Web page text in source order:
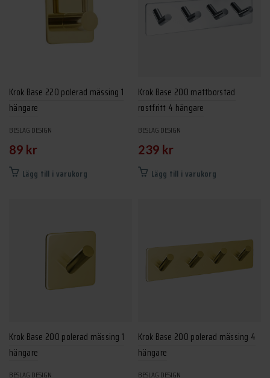
Krok Base 220 polerad mässing 1
hängare
BESLAG DESIGN
89 kr
Lägg till i varukorg
Krok Base 200 mattborstad
rostfritt 4 hängare
BESLAG DESIGN
239 kr
Lägg till i varukorg
Krok Base 200 polerad mässing 1
hängare
BESLAG DESIGN
Krok Base 200 polerad mässing 4
hängare
BESLAG DESIGN